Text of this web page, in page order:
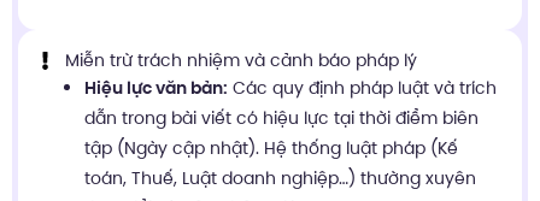
Miễn trừ trách nhiệm và cảnh báo pháp lý
Hiệu lực văn bản: Các quy định pháp luật và trích
dẫn trong bài viết có hiệu lực tại thời điểm biên
tập (Ngày cập nhật). Hệ thống luật pháp (Kế
toán, Thuế, Luật doanh nghiệp…) thường xuyên